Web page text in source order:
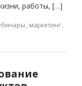
работы, […]
, маркетинг,